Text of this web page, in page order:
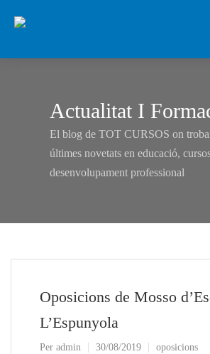
Actualitat I
El blog de TOT CURSOS on
últimes novetats en educació,
desenvolupament professional
Oposicions de Mosso
L’Espunyola
Per admin 30/08/2019 oposicions